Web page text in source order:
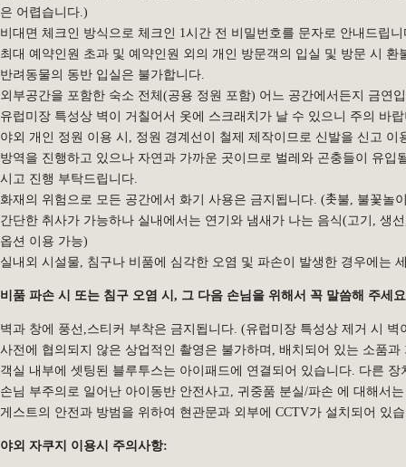
은 어렵습니다.)
비대면 체크인 방식으로 체크인 1시간 전 비밀번호를 문자로 안내드립니
최대 예약인원 초과 및 예약인원 외의 개인 방문객의 입실 및 방문 시
반려동물의 동반 입실은 불가합니다.
외부공간을 포함한 숙소 전체(공용 정원 포함) 어느 공간에서든지 금연
유럽미장 특성상 벽이 거칠어서 옷에 스크래치가 날 수 있으니 주의 바
야외 개인 정원 이용 시, 정원 경계선이 철제 제작이므로 신발을 신고
방역을 진행하고 있으나 자연과 가까운 곳이므로 벌레와 곤충들이 유
시고 진행 부탁드립니다.
화재의 위험으로 모든 공간에서 화기 사용은 금지됩니다. (촛불, 불꽃놀
간단한 취사가 가능하나 실내에서는 연기와 냄새가 나는 음식(고기, 생
옵션 이용 가능)
실내외 시설물, 침구나 비품에 심각한 오염 및 파손이 발생한 경우에는
비품 파손 시 또는 침구 오염 시, 그 다음 손님을 위해서 꼭 말씀해 주세
벽과 창에 풍선,스티커 부착은 금지됩니다. (유럽미장 특성상 제거 시 벽
사전에 협의되지 않은 상업적인 촬영은 불가하며, 배치되어 있는 소품과
객실 내부에 셋팅된 블루투스는 아이패드에 연결되어 있습니다. 다른
손님 부주의로 일어난 아이동반 안전사고, 귀중품 분실/파손 에 대해서
게스트의 안전과 방범을 위하여 현관문과 외부에 CCTV가 설치되어 있
야외 자쿠지 이용시 주의사항: